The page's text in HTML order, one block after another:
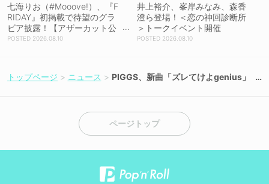
七海りお（#Mooove!）、『F
RIDAY』初掲載で待望のグラ
ビア披露！【アザーカット公
開】
2026.08.10
井上裕介、峯岸みなみ、森香
澄ら登場！＜恋の神回診断所
＞トークイベント開催
2026.08.10
トップページ ニュース
PIGGS、新曲「ズレてけよgenius」
ページトップ